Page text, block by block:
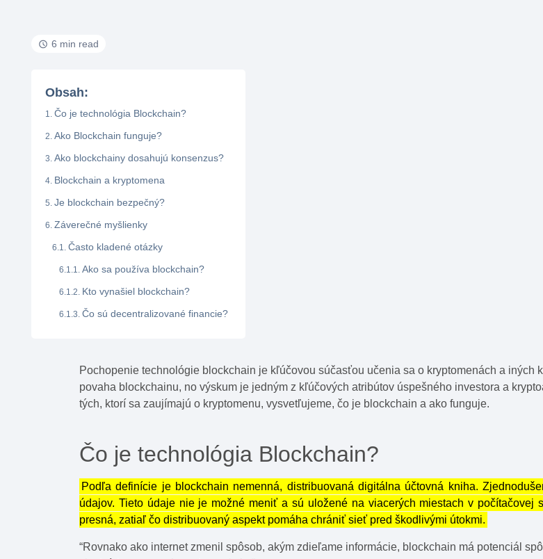
6 min read
Obsah:
Čo je technológia Blockchain?
Ako Blockchain funguje?
Ako blockchainy dosahujú konsenzus?
Blockchain a kryptomena
Je blockchain bezpečný?
Záverečné myšlienky
Často kladené otázky
Ako sa používa blockchain?
Kto vynašiel blockchain?
Čo sú decentralizované financie?
Pochopenie technológie blockchain je kľúčovou súčasťou učenia sa o kryptomenách a
povaha blockchainu, no výskum je jedným z kľúčových atribútov úspešného investora a
tých, ktorí sa zaujímajú o kryptomenu, vysvetľujeme, čo je blockchain a ako funguje.
Čo je technológia Blockchain?
Podľa definície je blockchain nemenná, distribuovaná digitálna účtovná kniha.
údajov. Tieto údaje nie je možné meniť a sú uložené na viacerých miestach v
presná, zatiaľ čo distribuovaný aspekt pomáha chrániť sieť pred škodlivými útokmi.
“Rovnako ako internet zmenil spôsob, akým zdieľame informácie, blockchain má potenciál